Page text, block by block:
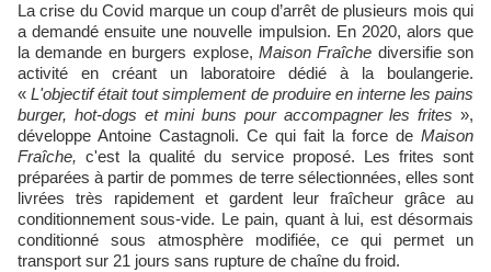
La crise du Covid marque un coup d’arrêt de plusieurs mois qui
a demandé ensuite une nouvelle impulsion. En 2020, alors que
la demande en burgers explose, Maison Fraîche diversifie son
activité en créant un laboratoire dédié à la boulangerie.
« L'objectif était tout simplement de produire en interne les pains
burger, hot-dogs et mini buns pour accompagner les frites »,
développe Antoine Castagnoli. Ce qui fait la force de Maison
Fraîche,c'est la qualité du service proposé. Les frites sont
préparées à partir de pommes de terre sélectionnées, elles sont
livrées très rapidement et gardent leur fraîcheur grâce au
conditionnement sous-vide. Le pain, quant à lui, est désormais
conditionné sous atmosphère modifiée, ce qui permet un
transport sur 21 jours sans rupture de chaîne du froid.